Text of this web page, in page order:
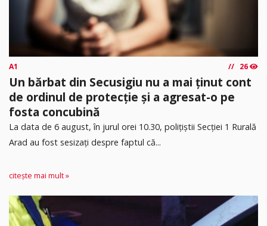
A1 26
Un bărbat din Secusigiu nu a mai ținut cont
de ordinul de protecție și a agresat-o pe
fosta concubină
​La data de 6 august, în jurul orei 10.30, polițiștii Secției 1 Rurală
Arad au fost sesizați despre faptul că...
citește mai mult »